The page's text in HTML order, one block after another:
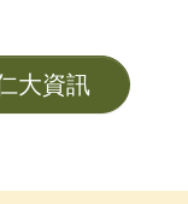
大資訊